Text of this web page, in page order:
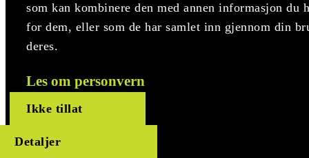
som kan kombinere den med annen informasjon
for dem, eller som de har samlet inn gjennom din
deres.
Ikke tillat
Detaljer
Les om personvern